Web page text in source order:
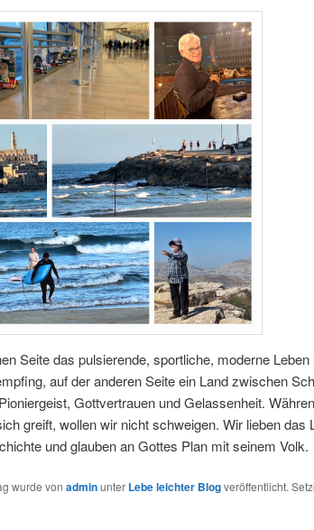
Seite das pulsierende, sportliche, moderne
auf der anderen Seite ein Land zwischen
Gottvertrauen und Gelassenheit.
greift, wollen wir nicht schweigen. Wir lieben das
und glauben an Gottes Plan mit seinem Volk.
wurde von adminunter Lebe leichter Blogveröffentlicht.